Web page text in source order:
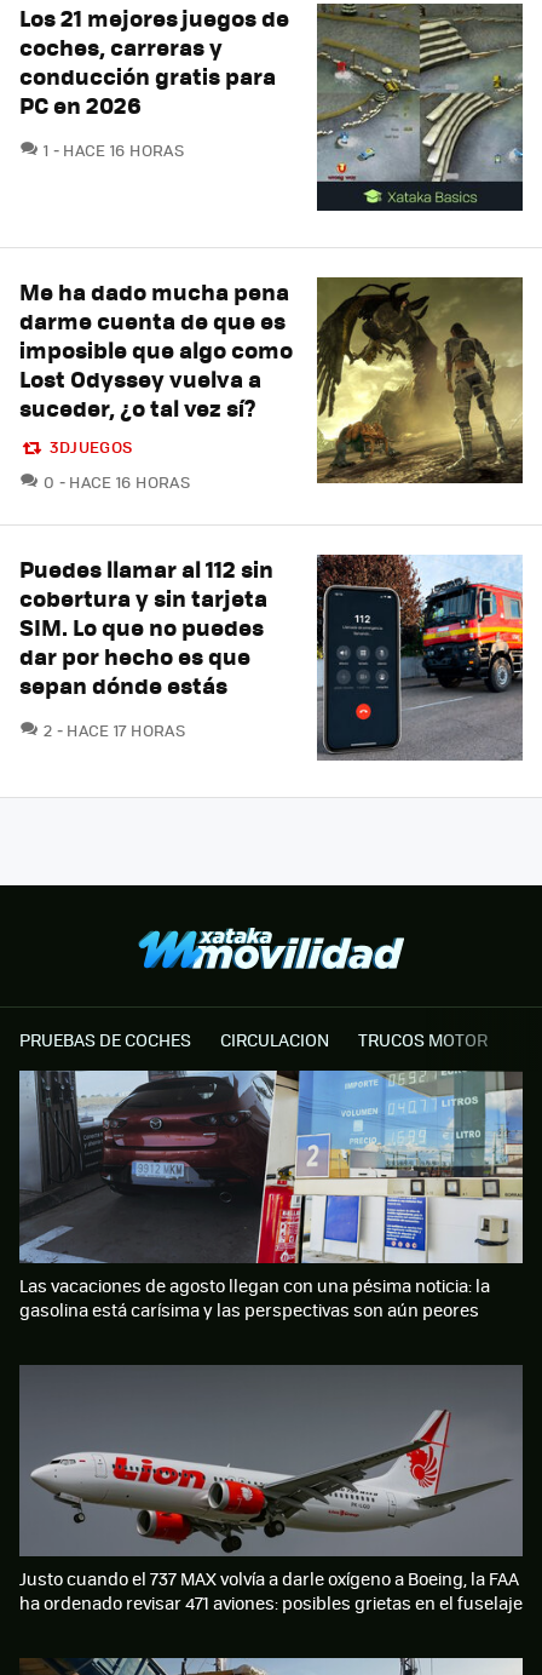
Los 21 mejores juegos de
coches, carreras y
conducción gratis para
PC en 2026
1 COMENTARIOS
HACE 16 HORAS
Me ha dado mucha pena
darme cuenta de que es
imposible que algo como
Lost Odyssey vuelva a
suceder, ¿o tal vez sí?
3DJUEGOS
0 COMENTARIOS
HACE 16 HORAS
Puedes llamar al 112 sin
cobertura y sin tarjeta
SIM. Lo que no puedes
dar por hecho es que
sepan dónde estás
2 COMENTARIOS
HACE 17 HORAS
PRUEBAS DE COCHES CIRCULACION TRUCOS MOTOR
Las vacaciones de agosto llegan con una pésima noticia: la
gasolina está carísima y las perspectivas son aún peores
Justo cuando el 737 MAX volvía a darle oxígeno a Boeing, la FAA
ha ordenado revisar 471 aviones: posibles grietas en el fuselaje